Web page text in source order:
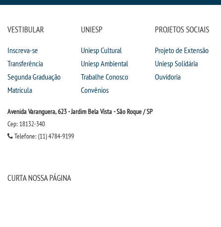
UNIESP NEWS
LOGIN
PORTAL DE ALUNOS
VESTIBULAR
Inscreva-se
Transferência
Segunda Graduação
Matrícula
UNIESP
Uniesp Cultural
Uniesp Ambiental
Trabalhe Conosco
Convênios
PROJETOS SOCIAIS
Projeto de Extensão
Uniesp Solidária
Ouvidoria
Avenida Varanguera, 623 - Jardim Bela Vista - São Roque / SP
Cep: 18132-340
Telefone: (11) 4784-9199
CURTA NOSSA PÁGINA